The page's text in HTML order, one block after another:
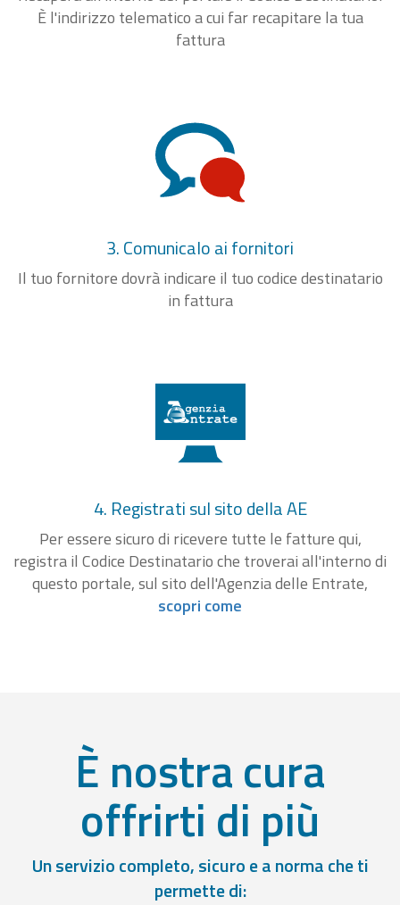
È l'indirizzo telematico a cui far recapitare la tua
fattura
3. Comunicalo ai fornitori
Il tuo fornitore dovrà indicare il tuo codice destinatario
in fattura
4. Registrati sul sito della AE
Per essere sicuro di ricevere tutte le fatture qui,
registra il Codice Destinatario che troverai all'interno di
questo portale, sul sito dell'Agenzia delle Entrate,
scopri come
È nostra cura
offrirti di più
Un servizio completo, sicuro e a norma che ti
permette di: